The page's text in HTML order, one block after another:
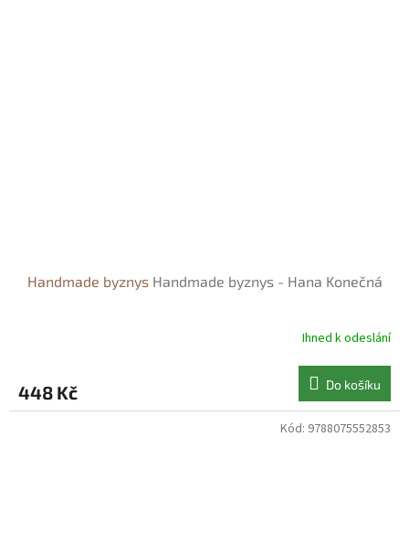
Handmade byznys Handmade byznys - Hana Konečná
Ihned k odeslání
448 Kč Do košíku
Kód: 9788075552853